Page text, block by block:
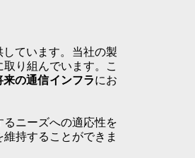
ています。当社の製
り組んでいます。こ
来の通信インフラにお
るニーズへの適応性を
維持することができま